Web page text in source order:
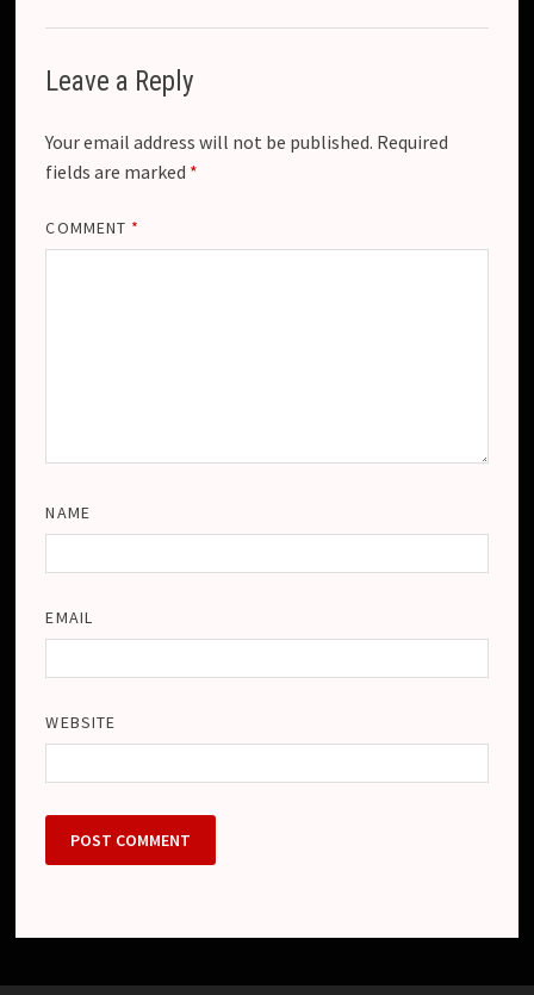
Leave a Reply
Your email address will not be published. Required
fields are marked *
COMMENT *
NAME
EMAIL
WEBSITE